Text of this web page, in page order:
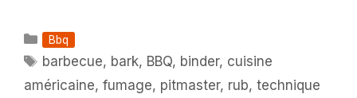
Catégories
Bbq
Étiquettes
barbecue, bark, BBQ, binder, cuisine
américaine, fumage, pitmaster, rub, technique